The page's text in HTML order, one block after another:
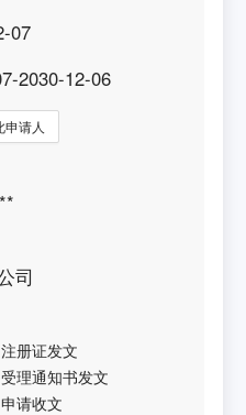
07
2030-12-06
申请人
司
注册证发文
受理通知书发文
申请收文